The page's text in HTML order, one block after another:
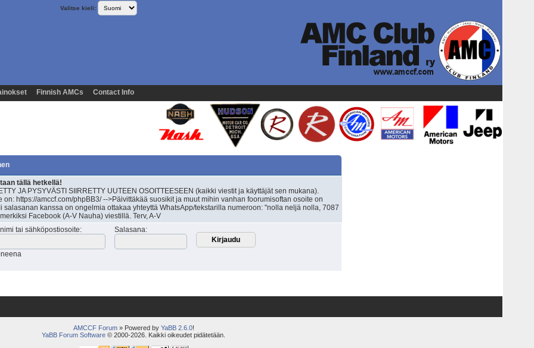
Valitse kieli:
Finnish AMCs Contact Info
tällä hetkellä!
JA PYSYVÄSTI SIIRRETTY UUTEEN OSOITTEESEEN (kaikki viestit ja käyttäjät sen mukana).
on: https://amccf.com/phpBB3/ -->Päivittäkää suosikit ja muut mihin vanhan foorumisoftan osoite on
salasanan kanssa on ongelmia ottakaa yhteyttä WhatsApp/tekstarilla numeroon: "nolla neljä nolla, 7087
Facebook (A-V Nauha) viestillä. Terv, A-V
tai sähköpostiosoite: Salasana:
AMCCF Forum» Powered by YaBB 2.6.0!
YaBB Forum Software © 2000-2026. Kaikki oikeudet pidätetään.